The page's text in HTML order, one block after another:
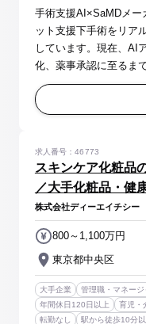
手術支援AI×SaMDメー
ット支援下手術をリア
しています。現在、AI
化、薬事承認に至るま
業成長に伴い開発体制の強
では、エンジニアチー
スキンケア化粧品
／大手化粧品・健
求人番号：46773
株式会社ディーエイチシー
東京都中央区
800～1,100万円
大手企業 管理職・マネージ
年間休日120日以上
育児・
転勤なし
駅から徒歩10分